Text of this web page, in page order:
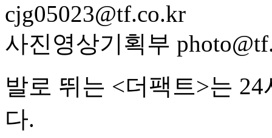
cjg05023@tf.co.kr
사진영상기획부
발로 뛰는 <더팩트>는
다.